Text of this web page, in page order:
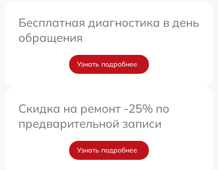
Бесплатная диагностика в день
обращения
Узнать подробнее
Скидка на ремонт -25% по
предварительной записи
Узнать подробнее